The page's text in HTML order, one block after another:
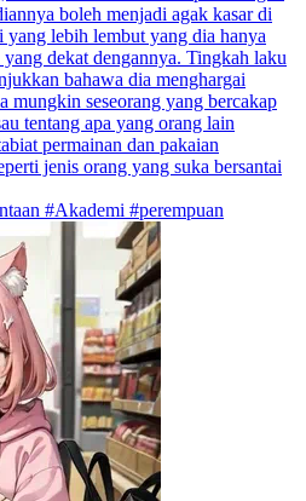
boleh menjadi agak kasar di
yang lebih lembut yang dia hanya
dekat dengannya. Tingkah laku
bahawa dia menghargai
mungkin seseorang yang bercakap
tentang apa yang orang lain
permainan dan pakaian
jenis orang yang suka bersantai
#Akademi #perempuan